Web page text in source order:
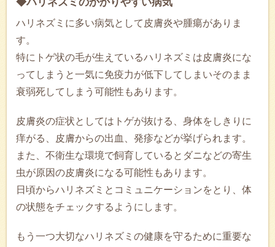
ハリネズミに多い病気として皮膚炎や腫瘍がありま
す。
特にトゲ状の毛が生えているハリネズミは皮膚炎にな
ってしまうと一気に免疫力が低下してしまいそのまま
衰弱死してしまう可能性もあります。
皮膚炎の症状としてはトゲが抜ける、身体をしきりに
痒がる、皮膚からの出血、発疹などが挙げられます。
また、不衛生な環境で飼育しているとダニなどの寄生
虫が原因の皮膚炎になる可能性もあります。
日頃からハリネズミとコミュニケーションをとり、体
の状態をチェックするようにします。
もう一つ大切なハリネズミの健康を守るために重要な